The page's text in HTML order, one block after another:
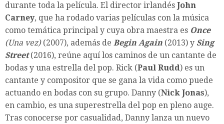
durante toda la película. El director irlandés John
Carney, que ha rodado varias películas con la música
como temática principal y cuya obra maestra es Once
(Una vez)(2007), además de Begin Again (2013) y Sing
Street(2016), reúne aquí los caminos de un cantante de
bodas y una estrella del pop. Rick (Paul Rudd) es un
cantante y compositor que se gana la vida como puede
actuando en bodas con su grupo. Danny (Nick Jonas),
en cambio, es una superestrella del pop en pleno auge.
Tras conocerse por casualidad, Danny lanza un nuevo